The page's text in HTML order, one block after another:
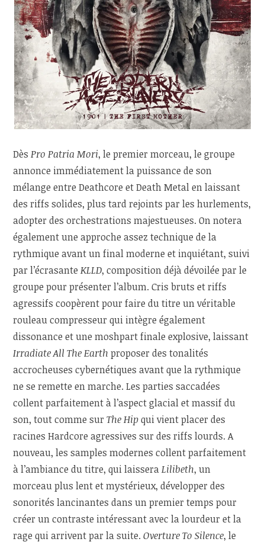
DèsPro Patria Mori, le premier morceau, le groupe
annonce immédiatement la puissance de son
mélange entre Deathcore et Death Metal en laissant
des riffs solides, plus tard rejoints par les hurlements,
adopter des orchestrations majestueuses. On notera
également une approche assez technique de la
rythmique avant un final moderne et inquiétant, suivi
par l’écrasanteKLLD, composition déjà dévoilée par le
groupe pour présenter l’album. Cris bruts et riffs
agressifs coopèrent pour faire du titre un véritable
rouleau compresseur qui intègre également
dissonance et une moshpart finale explosive, laissant
Irradiate All The Earth proposer des tonalités
accrocheuses cybernétiques avant que la rythmique
ne se remette en marche. Les parties saccadées
collent parfaitement à l’aspect glacial et massif du
son, tout comme surThe Hipqui vient placer des
racines Hardcore agressives sur des riffs lourds. A
nouveau, les samples modernes collent parfaitement
à l’ambiance du titre, qui laisseraLilibeth, un
morceau plus lent et mystérieux, développer des
sonorités lancinantes dans un premier temps pour
créer un contraste intéressant avec la lourdeur et la
rage qui arrivent par la suite.Overture To Silence, le